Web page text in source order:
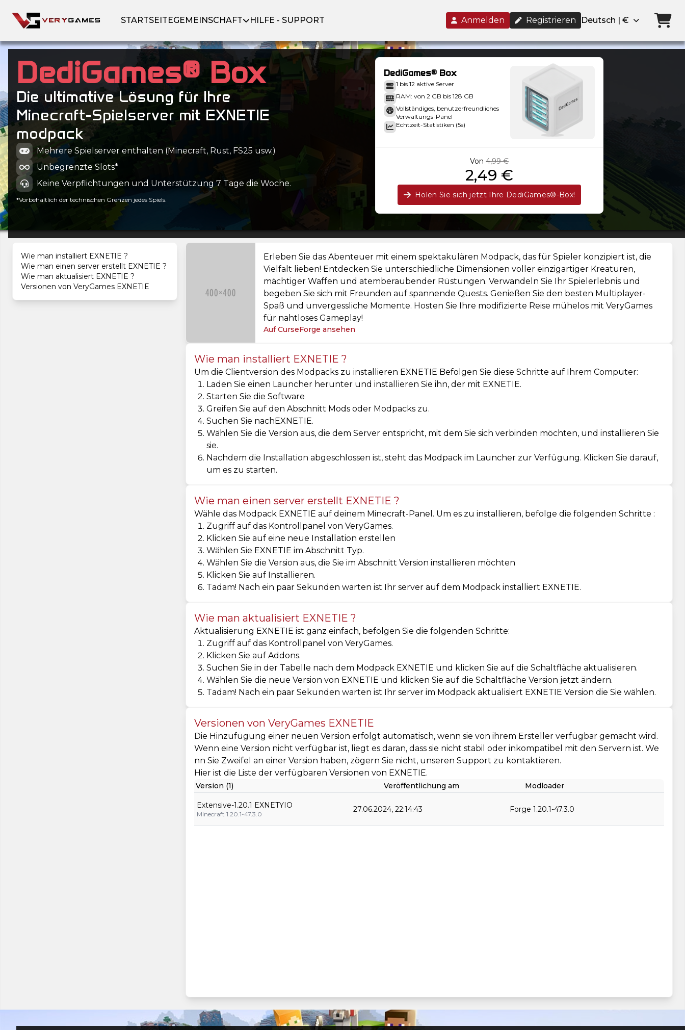
STARTSEITEGEMEINSCHAFT HILFE - SUPPORT Anmelden Registrieren Deutsch | €
DediGames® Box
Die ultimative Lösung für Ihre
Minecraft-Spielserver mit EXNETIE
modpack
Mehrere Spielserver enthalten (Minecraft, Rust, FS25 usw.)
Unbegrenzte Slots*
Keine Verpflichtungen und Unterstützung 7 Tage die Woche.
*Vorbehaltlich der technischen Grenzen jedes Spiels.
DediGames® Box
1 bis 12 aktive Server
RAM: von 2 GB bis 128 GB
Vollständiges, benutzerfreundliches
Verwaltungs-Panel
Echtzeit-Statistiken (5s)
Von 4,99 €
2,49 €
Holen Sie sich jetzt Ihre DediGames®-Box!
Wie man installiert EXNETIE ?
Wie man einen server erstellt EXNETIE ?
Wie man aktualisiert EXNETIE ?
Versionen von VeryGames EXNETIE
Erleben Sie das Abenteuer mit einem spektakulären Modpack, das für Spieler konzipiert ist, die
Vielfalt lieben! Entdecken Sie unterschiedliche Dimensionen voller einzigartiger Kreaturen,
mächtiger Waffen und atemberaubender Rüstungen. Verwandeln Sie Ihr Spielerlebnis und
begeben Sie sich mit Freunden auf spannende Quests. Genießen Sie den besten Multiplayer-
Spaß und unvergessliche Momente. Hosten Sie Ihre modifizierte Reise mühelos mit VeryGames
für nahtloses Gameplay!
Auf CurseForge ansehen
Wie man installiert EXNETIE ?
Um die Clientversion des Modpacks zu installieren EXNETIE Befolgen Sie diese Schritte auf Ihrem Computer:
Laden Sie einen Launcher herunter und installieren Sie ihn, der mit EXNETIE.
Starten Sie die Software
Greifen Sie auf den Abschnitt Mods oder Modpacks zu.
Suchen Sie nachEXNETIE.
Wählen Sie die Version aus, die dem Server entspricht, mit dem Sie sich verbinden möchten, und installieren Sie
sie.
Nachdem die Installation abgeschlossen ist, steht das Modpack im Launcher zur Verfügung. Klicken Sie darauf,
um es zu starten.
Wie man einen server erstellt EXNETIE ?
Wähle das Modpack EXNETIE auf deinem Minecraft-Panel. Um es zu installieren, befolge die folgenden Schritte :
Zugriff auf das Kontrollpanel von VeryGames.
Klicken Sie auf eine neue Installation erstellen
Wählen Sie EXNETIE im Abschnitt Typ.
Wählen Sie die Version aus, die Sie im Abschnitt Version installieren möchten
Klicken Sie auf Installieren.
Tadam! Nach ein paar Sekunden warten ist Ihr server auf dem Modpack installiert EXNETIE.
Wie man aktualisiert EXNETIE ?
Aktualisierung EXNETIE ist ganz einfach, befolgen Sie die folgenden Schritte:
Zugriff auf das Kontrollpanel von VeryGames.
Klicken Sie auf Addons.
Suchen Sie in der Tabelle nach dem Modpack EXNETIE und klicken Sie auf die Schaltfläche aktualisieren.
Wählen Sie die neue Version von EXNETIE und klicken Sie auf die Schaltfläche Version jetzt ändern.
Tadam! Nach ein paar Sekunden warten ist Ihr server im Modpack aktualisiert EXNETIE Version die Sie wählen.
Versionen von VeryGames EXNETIE
Die Hinzufügung einer neuen Version erfolgt automatisch, wenn sie von ihrem Ersteller verfügbar gemacht wird.
Wenn eine Version nicht verfügbar ist, liegt es daran, dass sie nicht stabil oder inkompatibel mit den Servern ist. We
nn Sie Zweifel an einer Version haben, zögern Sie nicht, unseren Support zu kontaktieren.
Hier ist die Liste der verfügbaren Versionen von EXNETIE.
Version (1) Veröffentlichung am Modloader
Extensive-1.20.1 EXNETYIO
Minecraft 1.20.1-47.3.0
27.06.2024, 22:14:43 Forge 1.20.1-47.3.0